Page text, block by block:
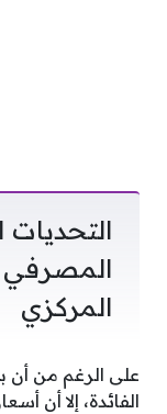
التحديات
المصرفي
المركزي
على الرغم من
الفائدة، إلا أن